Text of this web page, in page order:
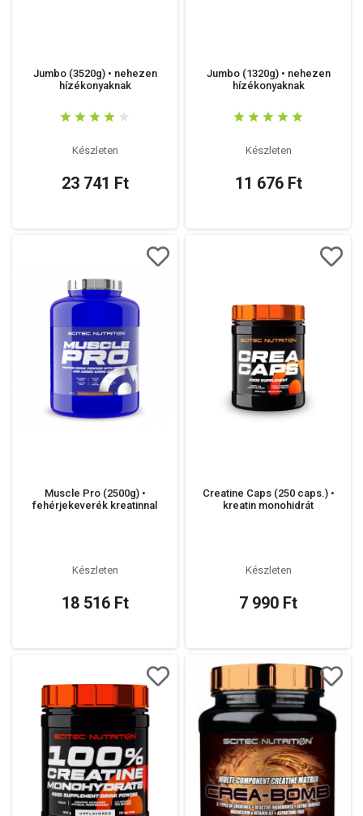
Jumbo (3520g) • nehezen
hízékonyaknak
Készleten
23 741 Ft
Jumbo (1320g) • nehezen
hízékonyaknak
Készleten
11 676 Ft
Muscle Pro (2500g) •
fehérjekeverék kreatinnal
Készleten
18 516 Ft
Creatine Caps (250 caps.) •
kreatin monohidrát
Készleten
7 990 Ft